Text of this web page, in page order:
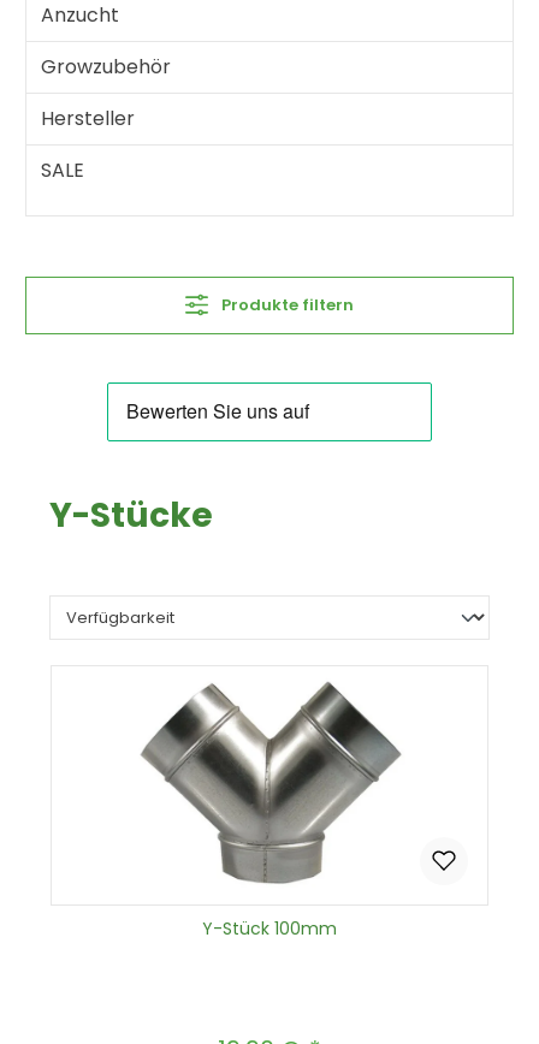
Anzucht
Growzubehör
Hersteller
SALE
Produkte filtern
Y-Stücke
Y-Stück 100mm